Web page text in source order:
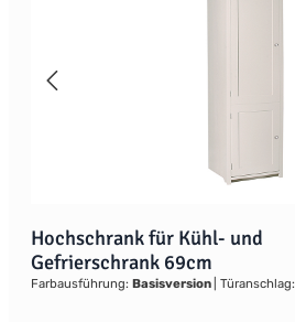
Hochschrank für Kühl- und
Gefrierschrank 69cm
Farbausführung: Basisversion Türanschlag: